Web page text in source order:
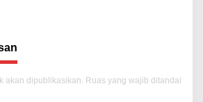
akan dipublikasikan. Ruas yang wajib ditandai